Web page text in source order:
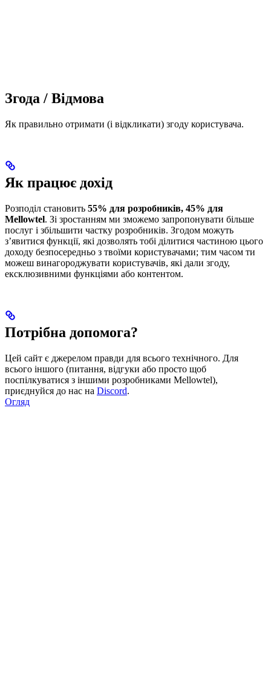
Згода / Відмова
Як правильно отримати (і відкликати) згоду користувача.
Як працює дохід
Розподіл становить 55% для розробників, 45% для
Mellowtel. Зі зростанням ми зможемо запропонувати більше
послуг і збільшити частку розробників. Згодом можуть
з’явитися функції, які дозволять тобі ділитися частиною цього
доходу безпосередньо з твоїми користувачами; тим часом ти
можеш винагороджувати користувачів, які дали згоду,
ексклюзивними функціями або контентом.
Потрібна допомога?
Цей сайт є джерелом правди для всього технічного. Для
всього іншого (питання, відгуки або просто щоб
поспілкуватися з іншими розробниками Mellowtel),
приєднуйся до нас на Discord.
Огляд